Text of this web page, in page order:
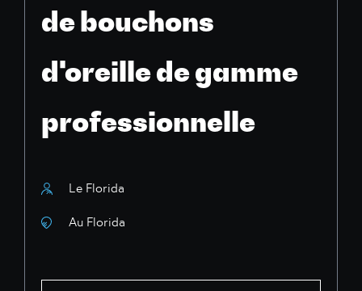
de bouchons
d'oreille de gamme
professionnelle
Le Florida
Au Florida